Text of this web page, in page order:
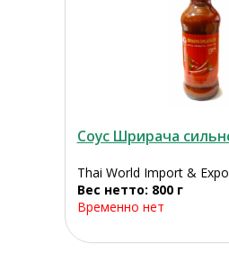
Соус Шрирача
Thai World Import &
Вес нетто: 800 г
Временно нет